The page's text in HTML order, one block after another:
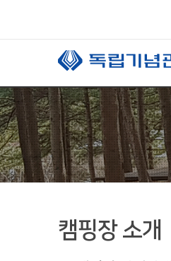
캠핑장 소개